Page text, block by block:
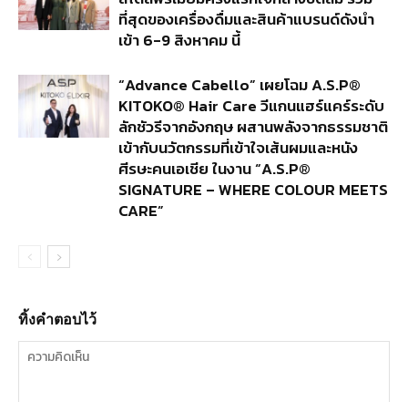
ที่สุดของเครื่องดื่มและสินค้าแบรนด์ดังนำ
เข้า 6-9 สิงหาคม นี้
“Advance Cabello” เผยโฉม A.S.P®
KITOKO® Hair Care วีแกนแฮร์แคร์ระดับ
ลักชัวรีจากอังกฤษ ผสานพลังจากธรรมชาติ
เข้ากับนวัตกรรมที่เข้าใจเส้นผมและหนัง
ศีรษะคนเอเชีย ในงาน “A.S.P®
SIGNATURE – WHERE COLOUR MEETS
CARE”
ทิ้งคำตอบไว้